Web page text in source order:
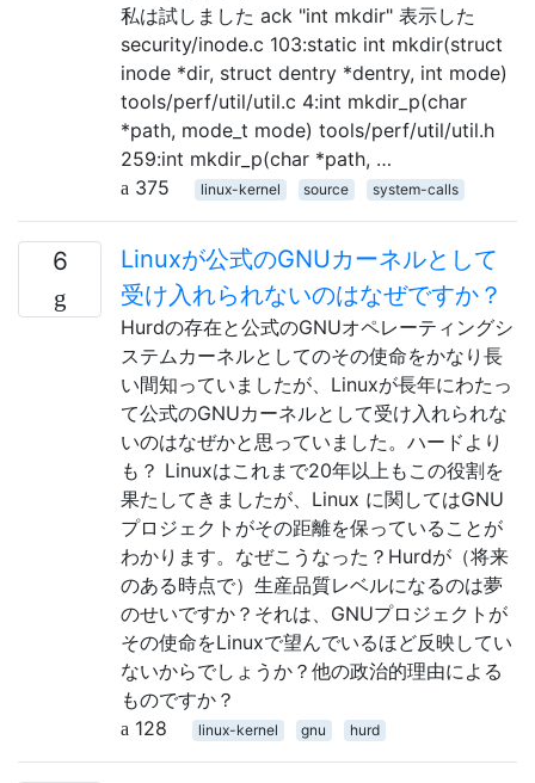
私は試しました ack "int mkdir" 表示した
security/inode.c 103:static int mkdir(struct
inode *dir, struct dentry *dentry, int mode)
tools/perf/util/util.c 4:int mkdir_p(char
*path, mode_t mode) tools/perf/util/util.h
259:int mkdir_p(char *path, …
375
linux-kernel source system-calls
6
Linuxが公式のGNUカーネルとして
受け入れられないのはなぜですか？
Hurdの存在と公式のGNUオペレーティングシ
ステムカーネルとしてのその使命をかなり長
い間知っていましたが、Linuxが長年にわたっ
て公式のGNUカーネルとして受け入れられな
いのはなぜかと思っていました。ハードより
も？ Linuxはこれまで20年以上もこの役割を
果たしてきましたが、Linux に関してはGNU
プロジェクトがその距離を保っていることが
わかります。なぜこうなった？Hurdが（将来
のある時点で）生産品質レベルになるのは夢
のせいですか？それは、GNUプロジェクトが
その使命をLinuxで望んでいるほど反映してい
ないからでしょうか？他の政治的理由による
ものですか？
128
linux-kernel gnu hurd